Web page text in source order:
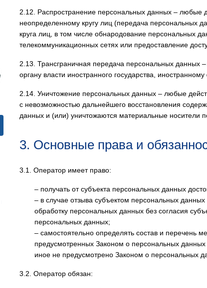
2.12. Распространение персональных данных – любые
неопределенному кругу лиц (передача персональных
круга лиц, в том числе обнародование персональных
телекоммуникационных сетях или предоставление
2.13. Трансграничная передача персональных данных
органу власти иностранного государства,
2.14. Уничтожение персональных данных – любые
с невозможностью дальнейшего восстановления
данных и (или) уничтожаются материальные носители
3. Основные права и
3.1. Оператор имеет право:
– получать от субъекта персональных данных
– в случае отзыва субъектом персональных
обработку персональных данных без согласия
персональных данных;
– самостоятельно определять состав и перечень
предусмотренных Законом о персональных
иное не предусмотрено Законом о персональных
3.2. Оператор обязан: